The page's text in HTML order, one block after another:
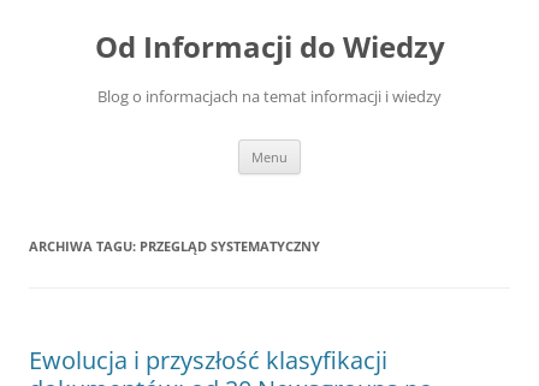
Od Informacji do Wiedzy
Blog o informacjach na temat informacji i wiedzy
Menu
ARCHIWA TAGU: PRZEGLĄD SYSTEMATYCZNY
Ewolucja i przyszłość klasyfikacji